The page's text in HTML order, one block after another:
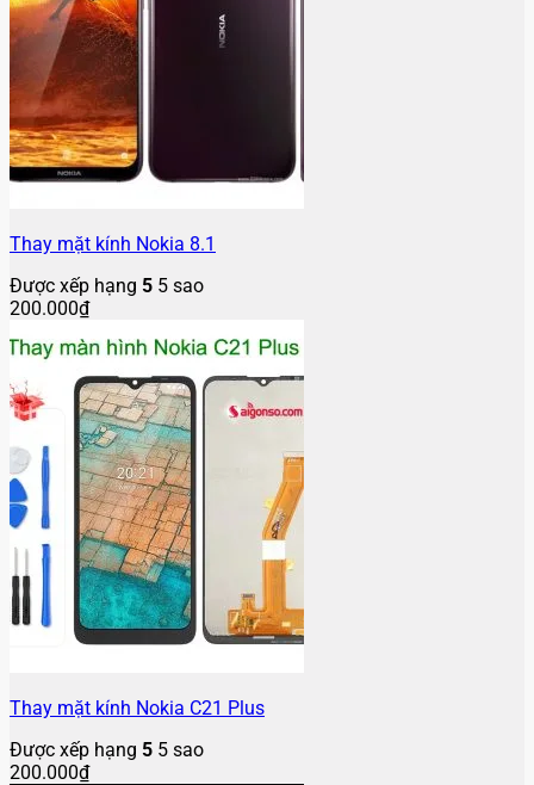
Thay mặt kính Nokia 8.1
Được xếp hạng 5 5 sao
200.000₫
Thay mặt kính Nokia C21 Plus
Được xếp hạng 5 5 sao
200.000₫